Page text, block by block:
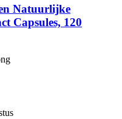
Natuurlijke
Capsules, 120